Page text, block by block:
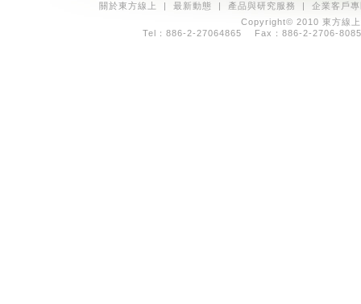
關於東方線上 | 最新動態 | 產品與研究服務 | 企業客戶
Copyright© 2010 東方線
Tel：886-2-27064865 Fax：886-2-2706-